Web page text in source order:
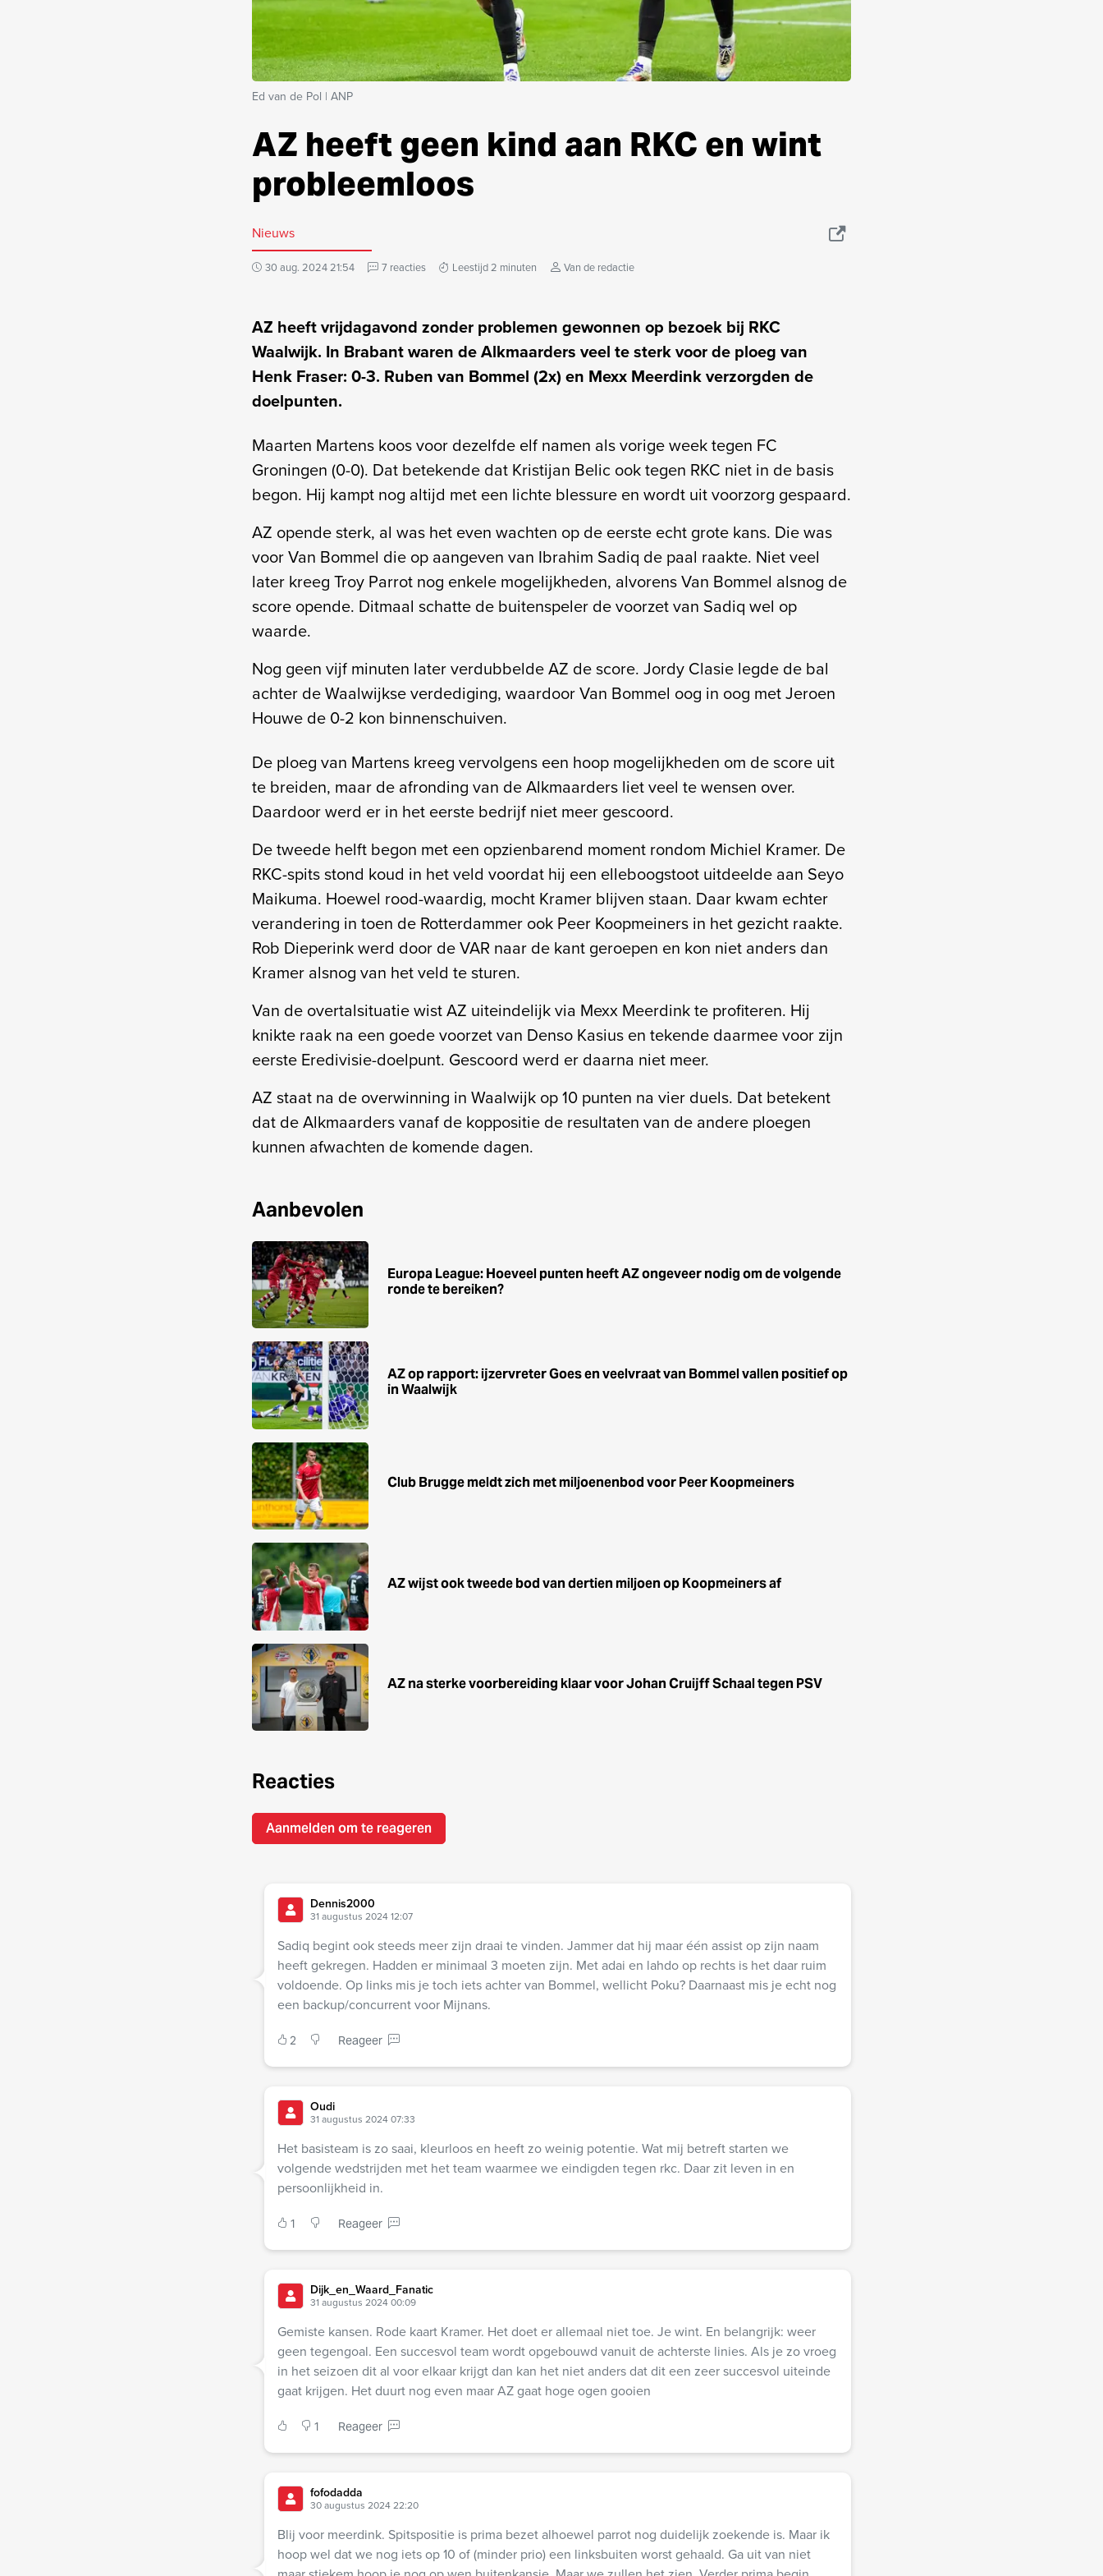
Ed van de Pol | ANP
AZ heeft geen kind aan RKC en wint
probleemloos
Nieuws
30 aug. 2024 21:54 7 reacties Leestijd 2 minuten Van de redactie
AZ heeft vrijdagavond zonder problemen gewonnen op bezoek bij RKC
Waalwijk. In Brabant waren de Alkmaarders veel te sterk voor de ploeg van
Henk Fraser: 0-3. Ruben van Bommel (2x) en Mexx Meerdink verzorgden de
doelpunten.
Maarten Martens koos voor dezelfde elf namen als vorige week tegen FC
Groningen (0-0). Dat betekende dat Kristijan Belic ook tegen RKC niet in de basis
begon. Hij kampt nog altijd met een lichte blessure en wordt uit voorzorg gespaard.
AZ opende sterk, al was het even wachten op de eerste echt grote kans. Die was
voor Van Bommel die op aangeven van Ibrahim Sadiq de paal raakte. Niet veel
later kreeg Troy Parrot nog enkele mogelijkheden, alvorens Van Bommel alsnog de
score opende. Ditmaal schatte de buitenspeler de voorzet van Sadiq wel op
waarde.
Nog geen vijf minuten later verdubbelde AZ de score. Jordy Clasie legde de bal
achter de Waalwijkse verdediging, waardoor Van Bommel oog in oog met Jeroen
Houwe de 0-2 kon binnenschuiven.
De ploeg van Martens kreeg vervolgens een hoop mogelijkheden om de score uit
te breiden, maar de afronding van de Alkmaarders liet veel te wensen over.
Daardoor werd er in het eerste bedrijf niet meer gescoord.
De tweede helft begon met een opzienbarend moment rondom Michiel Kramer. De
RKC-spits stond koud in het veld voordat hij een elleboogstoot uitdeelde aan Seyo
Maikuma. Hoewel rood-waardig, mocht Kramer blijven staan. Daar kwam echter
verandering in toen de Rotterdammer ook Peer Koopmeiners in het gezicht raakte.
Rob Dieperink werd door de VAR naar de kant geroepen en kon niet anders dan
Kramer alsnog van het veld te sturen.
Van de overtalsituatie wist AZ uiteindelijk via Mexx Meerdink te profiteren. Hij
knikte raak na een goede voorzet van Denso Kasius en tekende daarmee voor zijn
eerste Eredivisie-doelpunt. Gescoord werd er daarna niet meer.
AZ staat na de overwinning in Waalwijk op 10 punten na vier duels. Dat betekent
dat de Alkmaarders vanaf de koppositie de resultaten van de andere ploegen
kunnen afwachten de komende dagen.
Aanbevolen
Europa League: Hoeveel punten heeft AZ ongeveer nodig om de volgende
ronde te bereiken?
AZ op rapport: ijzervreter Goes en veelvraat van Bommel vallen positief op
in Waalwijk
Club Brugge meldt zich met miljoenenbod voor Peer Koopmeiners
AZ wijst ook tweede bod van dertien miljoen op Koopmeiners af
AZ na sterke voorbereiding klaar voor Johan Cruijff Schaal tegen PSV
Reacties
Aanmelden om te reageren
Dennis2000
31 augustus 2024 12:07
Sadiq begint ook steeds meer zijn draai te vinden. Jammer dat hij maar één assist op zijn naam
heeft gekregen. Hadden er minimaal 3 moeten zijn. Met adai en lahdo op rechts is het daar ruim
voldoende. Op links mis je toch iets achter van Bommel, wellicht Poku? Daarnaast mis je echt nog
een backup/concurrent voor Mijnans.
2 Reageer
Oudi
31 augustus 2024 07:33
Het basisteam is zo saai, kleurloos en heeft zo weinig potentie. Wat mij betreft starten we
volgende wedstrijden met het team waarmee we eindigden tegen rkc. Daar zit leven in en
persoonlijkheid in.
1 Reageer
Dijk_en_Waard_Fanatic
31 augustus 2024 00:09
Gemiste kansen. Rode kaart Kramer. Het doet er allemaal niet toe. Je wint. En belangrijk: weer
geen tegengoal. Een succesvol team wordt opgebouwd vanuit de achterste linies. Als je zo vroeg
in het seizoen dit al voor elkaar krijgt dan kan het niet anders dat dit een zeer succesvol uiteinde
gaat krijgen. Het duurt nog even maar AZ gaat hoge ogen gooien
1 Reageer
fofodadda
30 augustus 2024 22:20
Blij voor meerdink. Spitspositie is prima bezet alhoewel parrot nog duidelijk zoekende is. Maar ik
hoop wel dat we nog iets op 10 of (minder prio) een linksbuiten worst gehaald. Ga uit van niet